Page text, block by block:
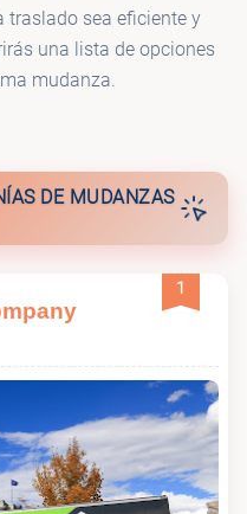
traslado sea eficiente y
una lista de opciones
mudanza.
DE MUDANZAS
1